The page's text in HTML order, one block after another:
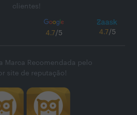
clientes!
4.7/5 4.7/5
Marca Recomendada pelo
site de reputação!